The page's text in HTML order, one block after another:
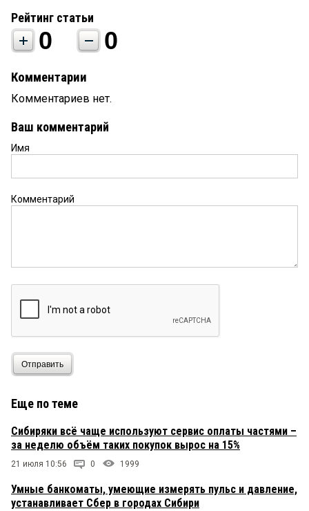
Рейтинг статьи
0 0
Комментарии
Комментариев нет.
Ваш комментарий
Имя
Комментарий
Отправить
Еще по теме
Сибиряки всё чаще используют сервис оплаты частями –
за неделю объём таких покупок вырос на 15%
21 июля 10:56 0 1999
Умные банкоматы, умеющие измерять пульс и давление,
устанавливает Сбер в городах Сибири